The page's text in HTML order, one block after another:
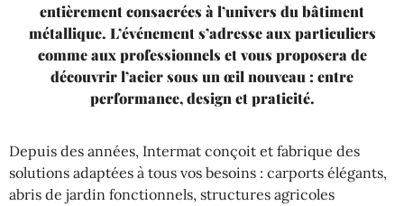
entièrement consacrées à l’univers du bâtiment
métallique. L’événement s’adresse aux particuliers
comme aux professionnels et vous proposera de
découvrir l’acier sous un œil nouveau : entre
performance, design et praticité.
Depuis des années, Intermat conçoit et fabrique des
solutions adaptées à tous vos besoins : carports élégants,
abris de jardin fonctionnels, structures agricoles